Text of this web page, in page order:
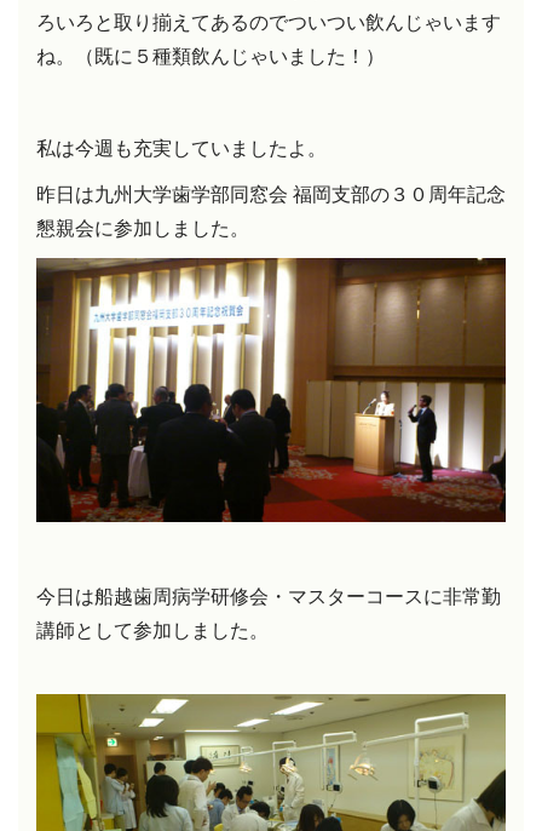
ろいろと取り揃えてあるのでついつい飲んじゃいます
ね。（既に５種類飲んじゃいました！）
私は今週も充実していましたよ。
昨日は九州大学歯学部同窓会 福岡支部の３０周年記念
懇親会に参加しました。
今日は船越歯周病学研修会・マスターコースに非常勤
講師として参加しました。